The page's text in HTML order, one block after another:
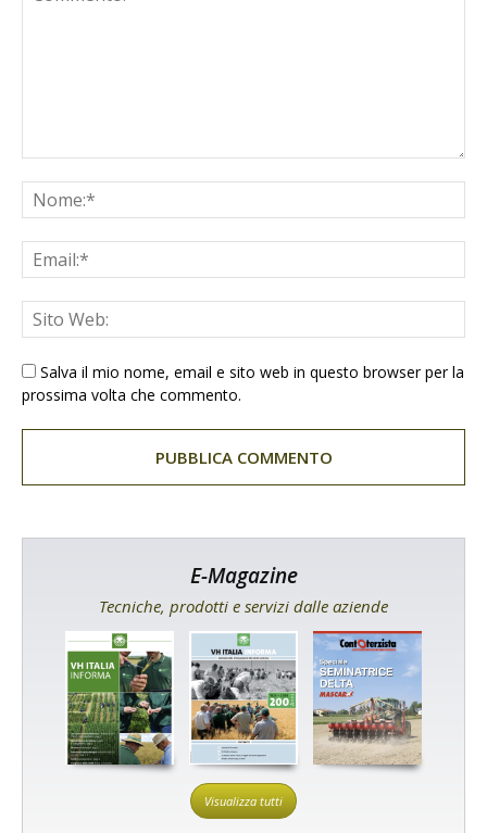
Salva il mio nome, email e sito web in questo browser per la
prossima volta che commento.
E-Magazine
Tecniche, prodotti e servizi dalle aziende
Visualizza tutti